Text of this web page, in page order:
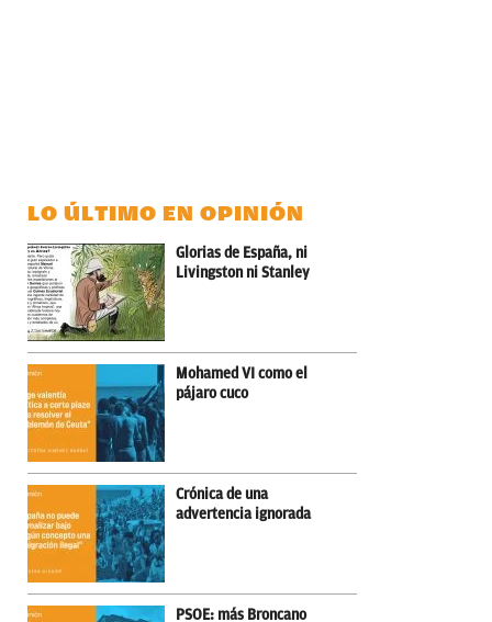
LO ÚLTIMO EN OPINIÓN
Glorias de España, ni
Livingston ni Stanley
Mohamed VI como el
pájaro cuco
Crónica de una
advertencia ignorada
PSOE: más Broncano